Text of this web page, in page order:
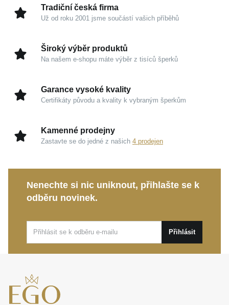
kvality a kultivovanosti.
Žluté zlato 585/1000:Prestižní materiál, který
Sebevědomý profil: Konstrukce řetízku je
Rukopis MOISS:Precizní šperkařské řemeslo, na
PánskýMOISS řetízek ze žlutého zlataje ideální
volbou pro muže, který zná svou cenu, i jako
Tradiční česká firma
Už od roku 2001 jsme součástí vašich příběhů
Široký výběr produktů
Na našem e-shopu máte výběr z tisíců šperků
Garance vysoké kvality
Certifikáty původu a kvality k vybraným šperkům
Kamenné prodejny
Zastavte se do jedné z našich 4 prodejen
Nenechte si nic uniknout, přihlašte se k
odběru novinek.
Přihlásit